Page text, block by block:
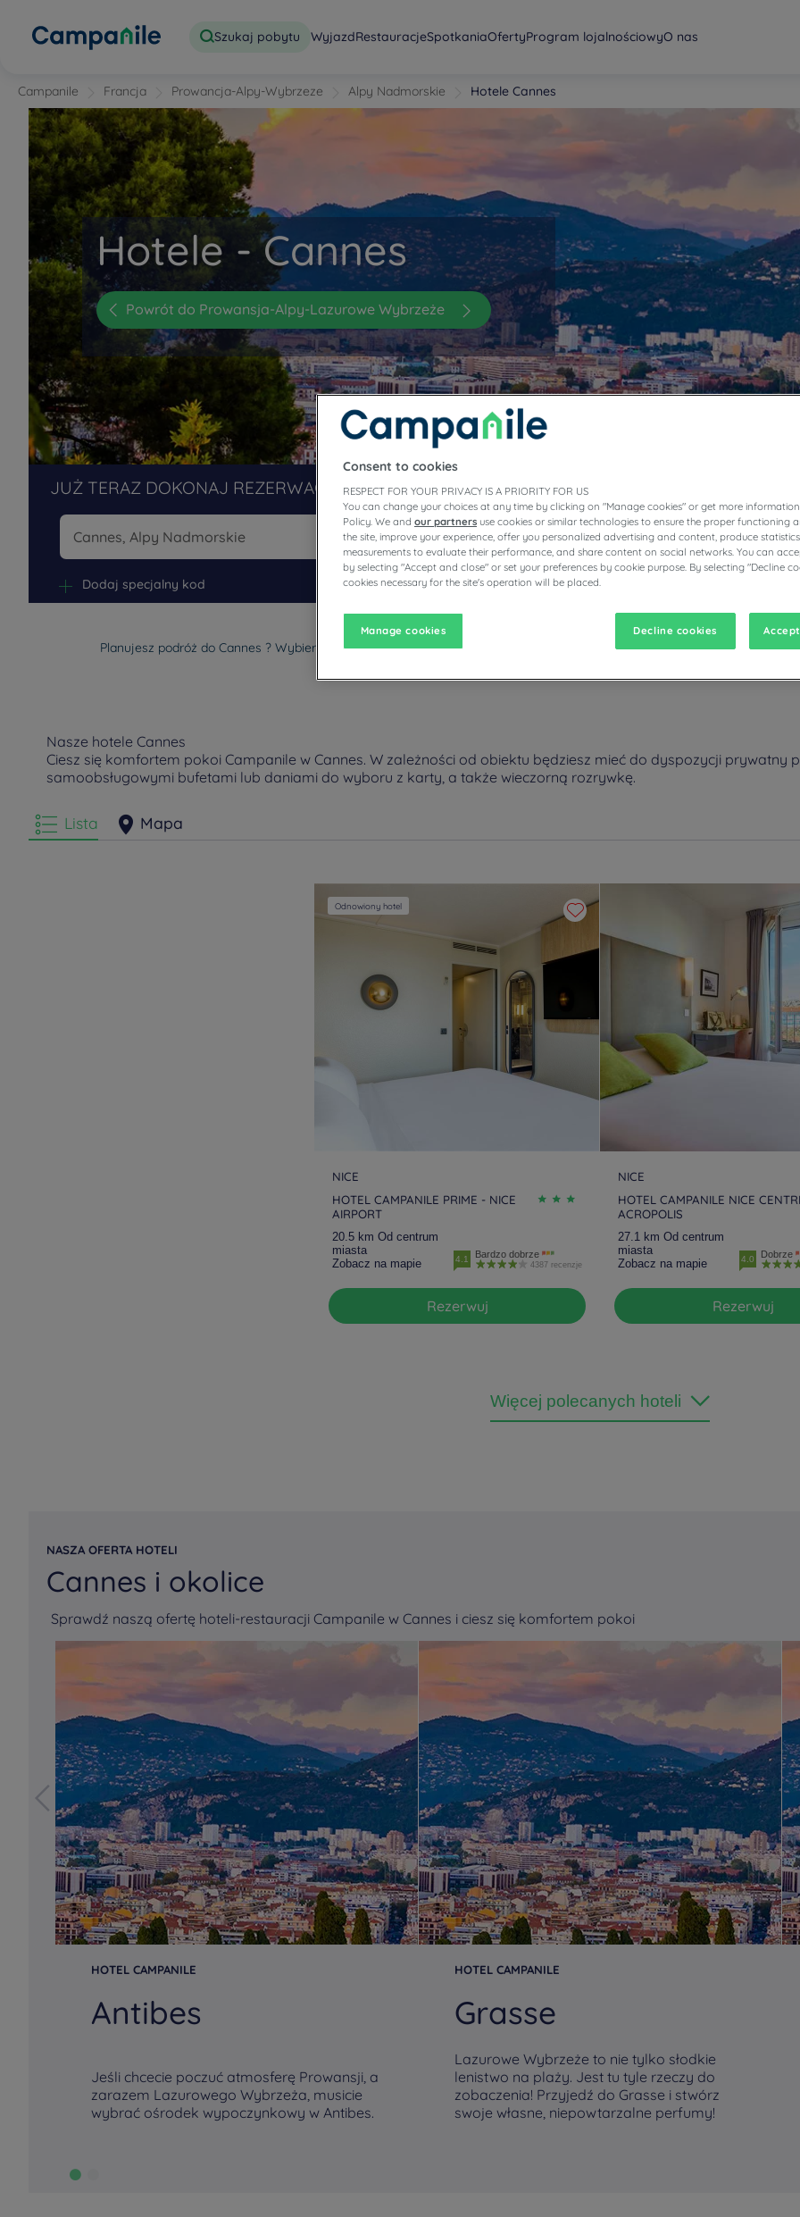
Szukaj pobytu WyjazdRestauracjeSpotkaniaOfertyProgram lojalnościowyO nas
Campanile Francja Prowancja-Alpy-Wybrzeze Alpy Nadmorskie Hotele Cannes
Hotele - Cannes
Powrót do Prowansja-Alpy-Lazurowe Wybrzeże
JUŻ TERAZ DOKONAJ REZERWACJI W NASZYCH HOTELACH CAMPANILE
Navigate forward to interact with the calendar and select a date.
Navigate backward to interact with the
Dodaj specjalny kod
Planujesz podróż do Cannes ? Wybierz Hotel Campanile. Gwarancja udanej eskapady, ten przyjemny, zadbany,
Nasze hotele Cannes
Ciesz się komfortem pokoi Campanile w Cannes. W zależności od obiektu będziesz mieć do dyspozycji prywatny
samoobsługowymi bufetami lub daniami do wyboru z karty, a także wieczorną rozrywkę.
Lista Mapa
Odnowiony hotel
NICE
HOTEL CAMPANILE PRIME - NICE
AIRPORT
20.5 km Od centrum
miasta
Zobacz na mapie
4.1 Bardzo dobrze
4387 recenzje
Rezerwuj
NICE
HOTEL CAMPANILE NICE
ACROPOLIS
27.1 km Od centrum
miasta
Zobacz na mapie
4.0 Dobrze
Rezerwuj
Więcej polecanych hoteli
NASZA OFERTA HOTELI
Cannes i okolice
Sprawdź naszą ofertę hoteli-restauracji Campanile w Cannes i ciesz się komfortem pokoi
HOTEL CAMPANILE
Antibes
Jeśli chcecie poczuć atmosferę Prowansji, a
zarazem Lazurowego Wybrzeża, musicie
wybrać ośrodek wypoczynkowy w Antibes.
HOTEL CAMPANILE
Grasse
Lazurowe Wybrzeże to nie tylko słodkie
lenistwo na plaży. Jest tu tyle rzeczy do
zobaczenia! Przyjedź do Grasse i stwórz
swoje własne, niepowtarzalne perfumy!
Consent to cookies
RESPECT FOR YOUR PRIVACY IS A PRIORITY FOR US
You can change your choices at any time by clicking on "Manage cookies" or get more
Policy. We and our partners use cookies or similar technologies to ensure the proper functioning
the site, improve your experience, offer you personalized advertising and content, produce
measurements to evaluate their performance, and share content on social networks. You can
by selecting "Accept and close" or set your preferences by cookie purpose. By selecting "Decline
cookies necessary for the site's operation will be placed.
Manage cookies Decline cookies